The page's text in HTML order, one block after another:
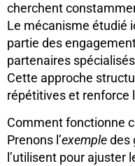
cherchent
Le mécanisme étudié
partie des
partenaires
Cette approche
répétitives et renforce
Comment fonctionne
Prenons l’exempledes
l’utilisent pour ajuster